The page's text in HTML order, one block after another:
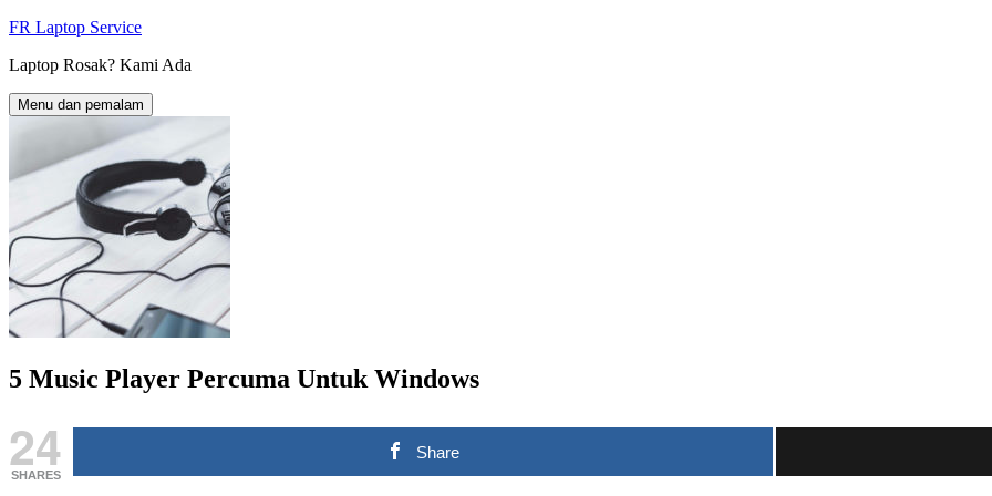
Langkau
kandungan
FR Laptop Service
Laptop Rosak? Kami Ada
Menu dan pemalam
5 Music Player Percuma Untuk Windows
24
SHARES
Share